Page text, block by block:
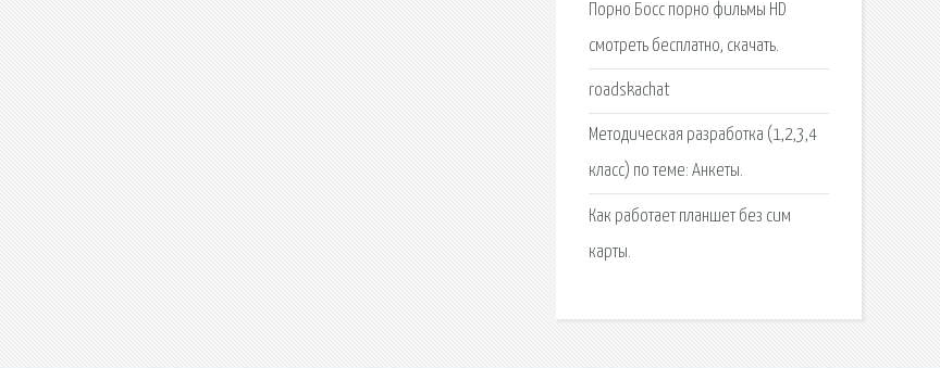
Порно Босс порно фильмы HD
смотреть бесплатно, скачать.
roadskachat
Методическая разработка (1,2,3,4
класс) по теме: Анкеты.
Как работает планшет без сим
карты.